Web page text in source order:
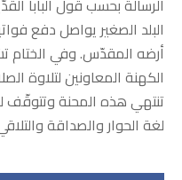
الرسالة بحسب قول البابا
البلد الصغير يواصل دفع
أرضه المقدّس. وفي الختام
الكهنة المعاونين لتلاوة
تنتهي هذه المحنة وتتوقّف
لغة الحوار والصداقة